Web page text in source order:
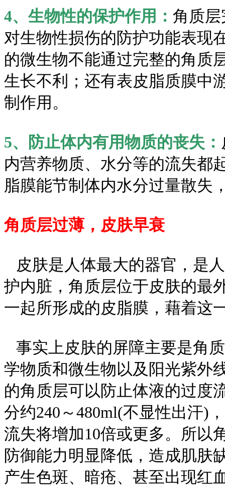
4、生物性的保护作用： 角质
对生物性损伤的防护功能表现
的微生物不能通过完整的角质
生长不利；还有表皮脂质膜中
制作用。
5、防止体内有用物质的丧失：
内营养物质、水分等的流失都
脂膜能节制体内水分过量散失
角质层过薄，皮肤早衰
皮肤是人体最大的器官，是
护内脏，角质层位于皮肤的最
一起所形成的皮脂膜，藉着这
事实上皮肤的屏障主要是角
学物质和微生物以及阳光紫外
的角质层可以防止体液的过度
分约240～480ml(不显性出汗)
流失将增加10倍或更多。所以
防御能力明显降低，造成肌肤
产生色斑、暗疮、甚至出现红